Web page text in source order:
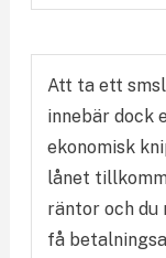
Att ta ett
innebär dock
ekonomisk
lånet
räntor och du
få